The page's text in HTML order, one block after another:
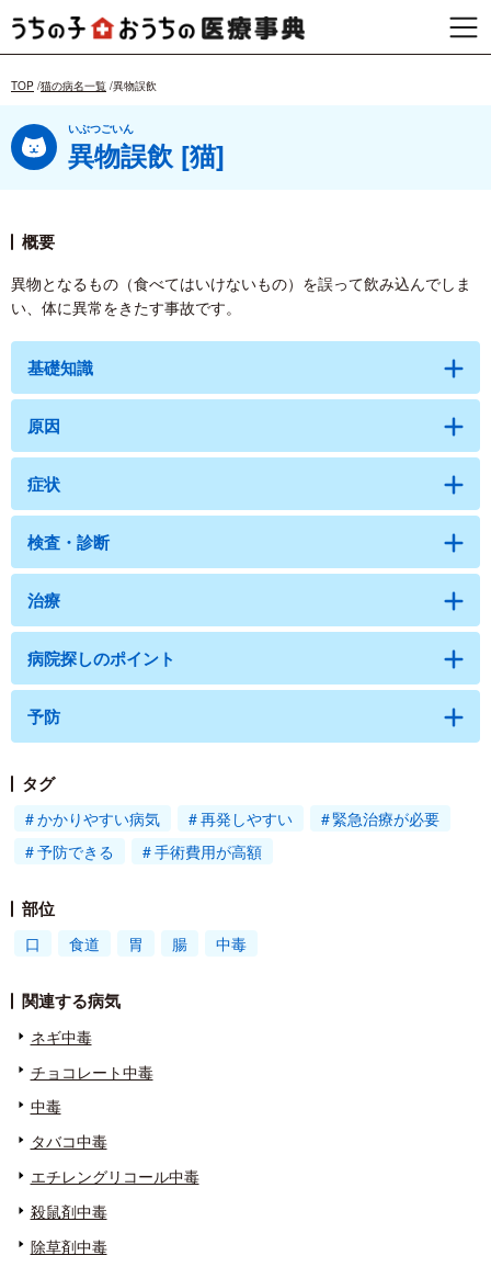
TOP 猫の病名一覧 異物誤飲
いぶつごいん
異物誤飲 [猫]
概要
異物となるもの（食べてはいけないもの）を誤って飲み込んでしま
い、体に異常をきたす事故です。
基礎知識
原因
症状
検査・診断
治療
病院探しのポイント
予防
タグ
かかりやすい病気 再発しやすい
緊急治療が必要
予防できる
手術費用が高額
部位
口 食道 胃 腸 中毒
関連する病気
ネギ中毒
チョコレート中毒
中毒
タバコ中毒
エチレングリコール中毒
殺鼠剤中毒
除草剤中毒